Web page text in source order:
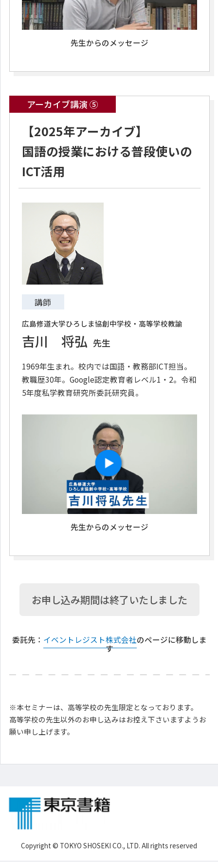
先生からのメッセージ
アーカイブ講演 ⑤
【2025年アーカイブ】
国語の授業における普段使いの
ICT活用
講師
広島修道大学ひろしま協創中学校・高等学校教諭
吉川 将弘 先生
1969年生まれ。校内では国語・教務部ICT担当。
教職歴30年。Google認定教育者レベル1・2。令和
5年度私学教育研究所委託研究員。
先生からのメッセージ
お申し込み期間は終了いたしました
委託先： イベントレジスト株式会社のページに移動しま
す
※本セミナーは、高等学校の先生限定となっております。
高等学校の先生以外のお申し込みはお控え下さいますようお
願い申し上げます。
Copyright © TOKYO SHOSEKI CO., LTD. All rights reserved